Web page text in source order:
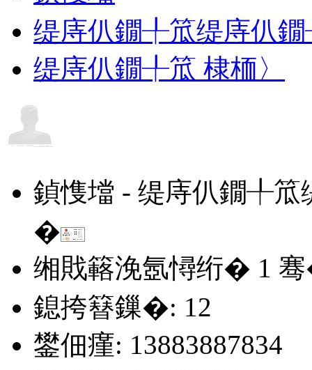
缇庤仈鐗╀笟缇庤仈
缇庤仈鐗╀笟 棣栭〉
鍞愯壋 - 缇庤仈鐗╀笟
�
缃戝簵浼氬憳绗� 1
鎴挎簮鏁�: 12
鐢佃瘽: 13883887834